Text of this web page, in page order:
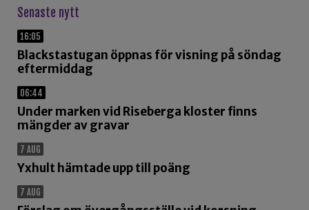
Senaste nytt
16:05
Blackstastugan öppnas för visning på söndag
eftermiddag
06:44
Under marken vid Riseberga kloster finns
mängder av gravar
7 AUG
Yxhult hämtade upp till poäng
7 AUG